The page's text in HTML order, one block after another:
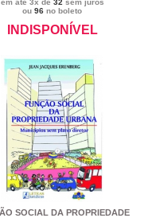
em até 3x de 32 sem juros
ou96 no boleto
INDISPONÍVEL
SOCIAL DA PROPRIEDADE